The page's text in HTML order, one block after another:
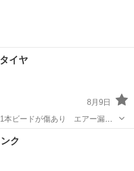
イヤ
8月9日
ヤ、ホイール
ク